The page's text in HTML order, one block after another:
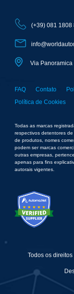
(+39) 081 1808
Via
FAQ Contato
Política de Cookies
Todas as marcas
respectivos detentores
de produtos, nomes
podem ser marcas
outras empresas,
apenas para fins
autorais vigentes.
Todos os